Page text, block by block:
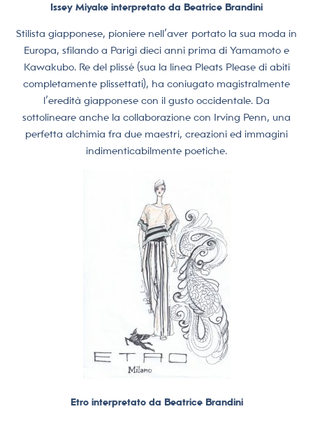
Issey Miyake interpretato da Beatrice Brandini
Stilista giapponese, pioniere nell’aver portato la sua moda in
Europa, sfilando a Parigi dieci anni prima di Yamamoto e
Kawakubo. Re del plissé (sua la linea Pleats Please di abiti
completamente plissettati), ha coniugato magistralmente
l’eredità giapponese con il gusto occidentale. Da
sottolineare anche la collaborazione con Irving Penn, una
perfetta alchimia fra due maestri, creazioni ed immagini
indimenticabilmente poetiche.
Etro interpretato da Beatrice Brandini